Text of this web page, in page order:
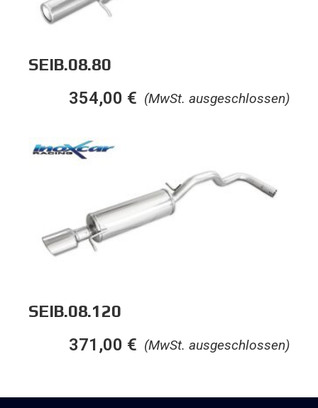
SEIB.08.80
(MwSt. ausgeschlossen)
354,00 €
SEIB.08.120
(MwSt. ausgeschlossen)
371,00 €